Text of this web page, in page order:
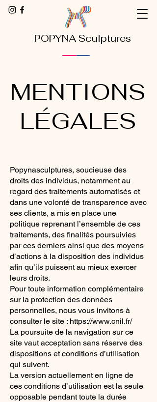
POPYNA Sculptures
MENTIONS
LÉGALES
Popynasculptures, soucieuse des
droits des individus, notamment au
regard des traitements automatisés et
dans une volonté de transparence avec
ses clients, a mis en place une
politique reprenant l’ensemble de ces
traitements, des finalités poursuivies
par ces derniers ainsi que des moyens
d’actions à la disposition des individus
afin qu’ils puissent au mieux exercer
leurs droits.
Pour toute information complémentaire
sur la protection des données
personnelles, nous vous invitons à
consulter le site : https://www.cnil.fr/
La poursuite de la navigation sur ce
site vaut acceptation sans réserve des
dispositions et conditions d’utilisation
qui suivent.
La version actuellement en ligne de
ces conditions d’utilisation est la seule
opposable pendant toute la durée